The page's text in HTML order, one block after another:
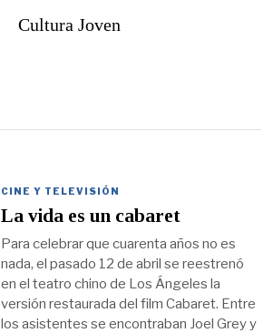
Cultura Joven
CINE Y TELEVISIÓN
La vida es un cabaret
Para celebrar que cuarenta años no es
nada, el pasado 12 de abril se reestrenó
en el teatro chino de Los Ángeles la
versión restaurada del film Cabaret. Entre
los asistentes se encontraban Joel Grey y